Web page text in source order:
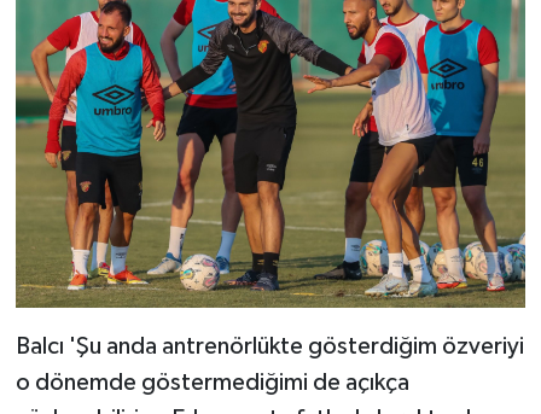
Balcı 'Şu anda antrenörlükte gösterdiğim özveriyi
o dönemde göstermediğimi de açıkça